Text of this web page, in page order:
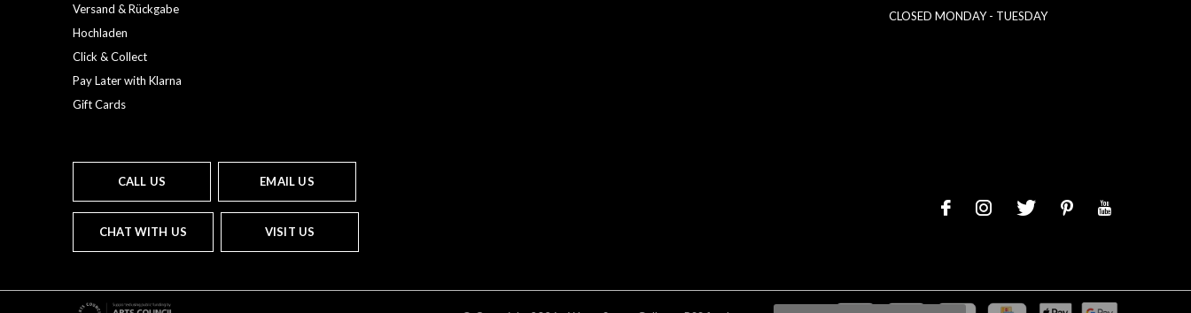
Versand & Rückgabe
Hochladen
Click & Collect
Pay Later with Klarna
Gift Cards
CLOSED MONDAY - TUESDAY
CALL US EMAIL US
CHAT WITH US VISIT US